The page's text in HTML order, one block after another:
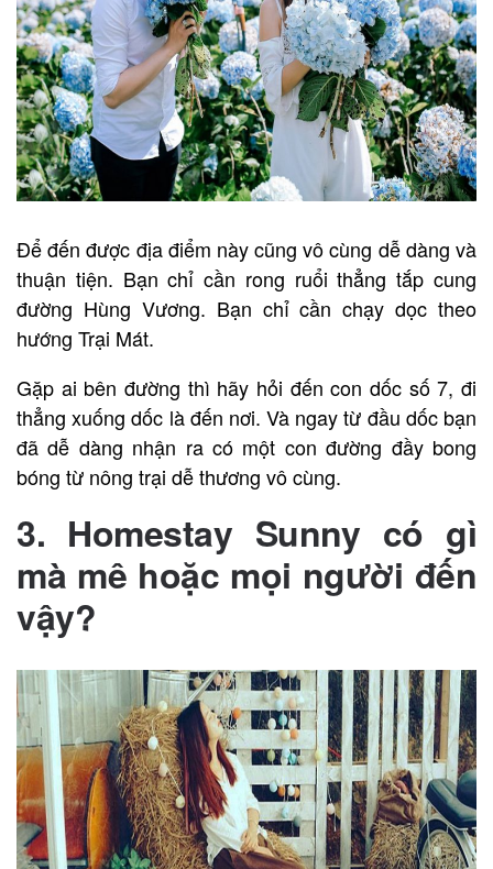
Để đến được địa điểm này cũng vô cùng dễ dàng và
thuận tiện. Bạn chỉ cần rong ruổi thẳng tắp cung
đường Hùng Vương. Bạn chỉ cần chạy dọc theo
hướng Trại Mát.
Gặp ai bên đường thì hãy hỏi đến con dốc số 7, đi
thẳng xuống dốc là đến nơi. Và ngay từ đầu dốc bạn
đã dễ dàng nhận ra có một con đường đầy bong
bóng từ nông trại dễ thương vô cùng.
3. Homestay Sunny có gì
mà mê hoặc mọi người đến
vậy?